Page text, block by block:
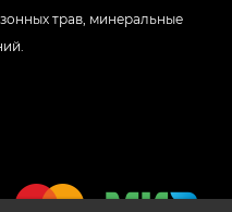
трав, минеральные